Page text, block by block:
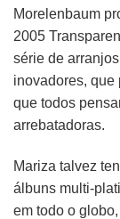
Morelenbaum
2005
série de
inovadores, que
que todos
arrebatadoras.
Mariza talvez
álbuns multi-
em todo o